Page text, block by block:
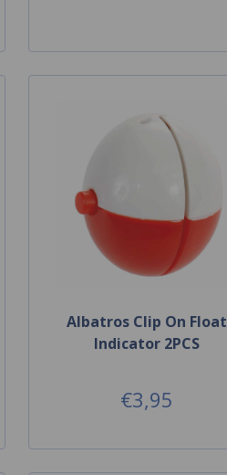
Albatros Clip On Float
Indicator 2PCS
€3,95